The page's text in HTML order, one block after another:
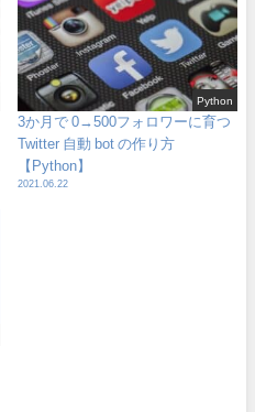
Python
3か月で 0→500フォロワーに育つ
Twitter 自動 bot の作り方
【Python】
2021.06.22